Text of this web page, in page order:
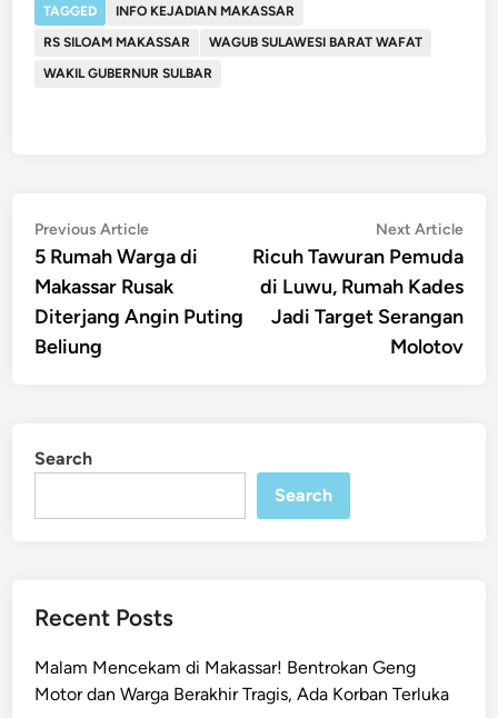
TAGGED
INFO KEJADIAN MAKASSAR
RS SILOAM MAKASSAR
WAGUB SULAWESI BARAT WAFAT
WAKIL GUBERNUR SULBAR
Post
navigation
Previous ArticlePrevious
article:
5 Rumah Warga di
Makassar Rusak
Diterjang Angin Puting
Beliung
Next Article
Ricuh Tawuran Pemuda
di Luwu, Rumah Kades
Jadi Target Serangan
Molotov
Search
Search
Recent Posts
Malam Mencekam di Makassar! Bentrokan Geng
Motor dan Warga Berakhir Tragis, Ada Korban Terluka